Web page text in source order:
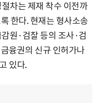
차는 제재 착수 이전까
한다. 현재는 형사소송
원·검찰 등의 조사·검
융권의 신규 인허가나
있다.